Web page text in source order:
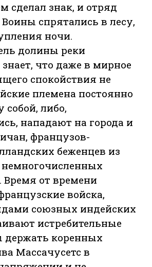
сделал знак, и отряд
Воины спрятались в лесу,
ночи.
долины реки
что даже в мирное
спокойствия не
племена постоянно
либо,
нападают на города и
французов-
беженцев из
Время от времени
войска,
союзных индейских
истребительные
держать коренных
Массачусетс в